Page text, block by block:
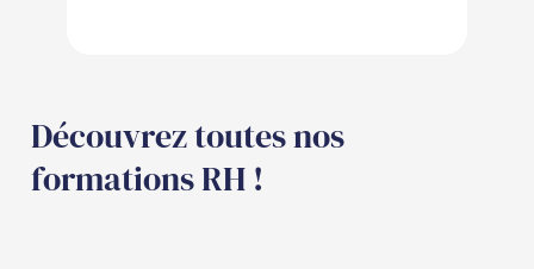
Découvrez toutes nos
formations RH !